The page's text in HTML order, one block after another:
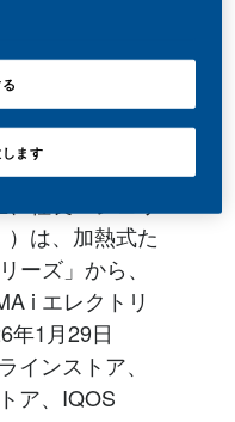
ン合同会社
は、加熱式た
ーズ」から、
i エレクトリ
年1月29日
インストア、
ア、IQOS
ます